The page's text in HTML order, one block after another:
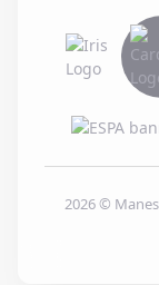
2026©